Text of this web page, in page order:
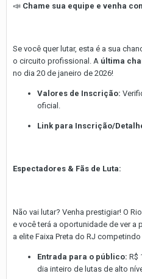
📣 Chame sua equipe e venha
Se você quer lutar, esta é a sua
o circuito profissional. A última
no dia 20 de janeiro de 2026!
Valores de Inscrição:
oficial.
Link para Inscrição/
Espectadores & Fãs de Luta:
Não vai lutar? Venha prestigiar! O
e você terá a oportunidade de ver a
a elite Faixa Preta do RJ
Entrada para o público: R$
dia inteiro de lutas de alto